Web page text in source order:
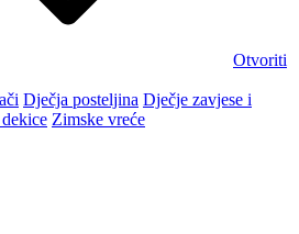
Otvoriti
Dječja posteljina Dječje zavjese i
Zimske vreće